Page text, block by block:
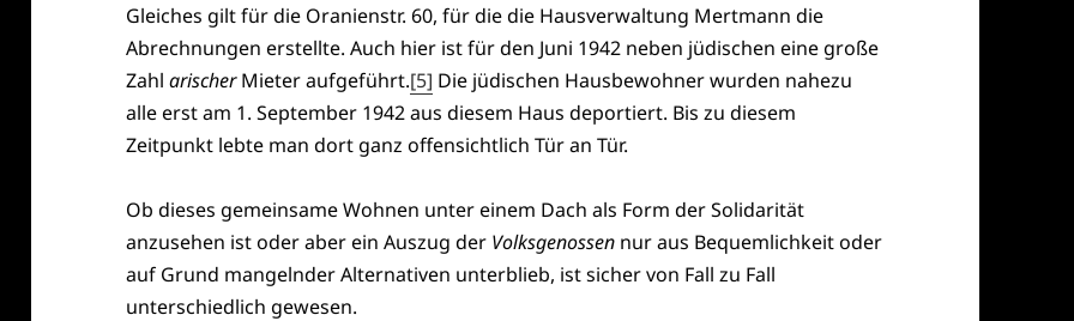
Gleiches gilt für die Oranienstr. 60, für die die Hausverwaltung Mertmann die
Abrechnungen erstellte. Auch hier ist für den Juni 1942 neben jüdischen eine große
ZahlarischerMieter aufgeführt.[5] Die jüdischen Hausbewohner wurden nahezu
alle erst am 1. September 1942 aus diesem Haus deportiert. Bis zu diesem
Zeitpunkt lebte man dort ganz offensichtlich Tür an Tür.
Ob dieses gemeinsame Wohnen unter einem Dach als Form der Solidarität
anzusehen ist oder aber ein Auszug der Volksgenossen nur aus Bequemlichkeit oder
auf Grund mangelnder Alternativen unterblieb, ist sicher von Fall zu Fall
unterschiedlich gewesen.